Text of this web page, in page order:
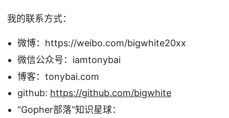
我的联系方式：
微博：https://weibo.com/bigwhite20xx
微信公众号：iamtonybai
博客：tonybai.com
github: https://github.com/bigwhite
“Gopher部落”知识星球：